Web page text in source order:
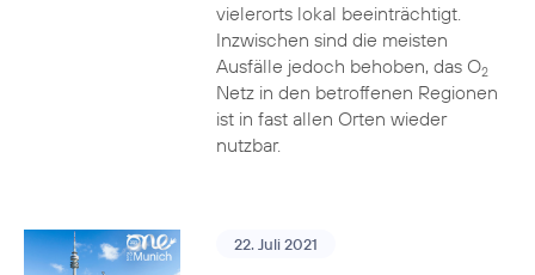
vielerorts lokal beeinträchtigt.
Inzwischen sind die meisten
Ausfälle jedoch behoben, das O2
Netz in den betroffenen Regionen
ist in fast allen Orten wieder
nutzbar.
22. Juli 2021